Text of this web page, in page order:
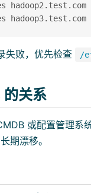
hadoop2.test.com
hadoop3.test.com
失败，优先检查 /
关系
或配置管理系
期漂移。